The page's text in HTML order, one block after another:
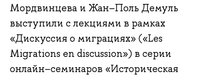
Мордвинцева и Жан–Поль Демуль
выступили с лекциями в рамках
«Дискуссия о миграциях» («Les
Migrations en discussion») в серии
онлайн–семинаров «Историческая